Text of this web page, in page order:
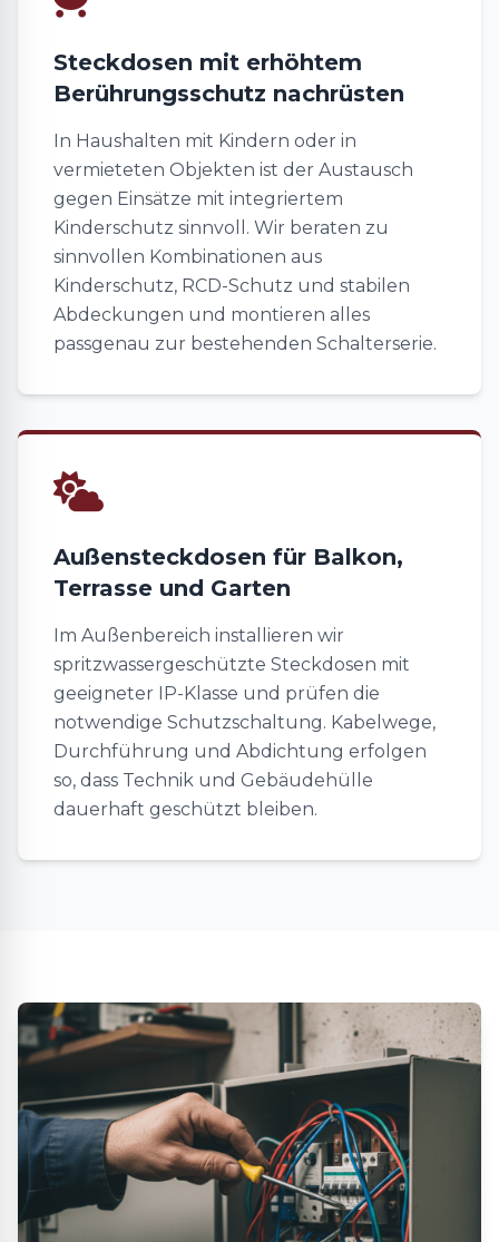
Steckdosen mit erhöhtem
Berührungsschutz nachrüsten
In Haushalten mit Kindern oder in
vermieteten Objekten ist der Austausch
gegen Einsätze mit integriertem
Kinderschutz sinnvoll. Wir beraten zu
sinnvollen Kombinationen aus
Kinderschutz, RCD-Schutz und stabilen
Abdeckungen und montieren alles
passgenau zur bestehenden Schalterserie.
Außensteckdosen für Balkon,
Terrasse und Garten
Im Außenbereich installieren wir
spritzwassergeschützte Steckdosen mit
geeigneter IP-Klasse und prüfen die
notwendige Schutzschaltung. Kabelwege,
Durchführung und Abdichtung erfolgen
so, dass Technik und Gebäudehülle
dauerhaft geschützt bleiben.